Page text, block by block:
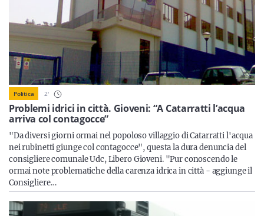
Economia
Sport
Sicilia
Servizi
Resta sempre aggiornato con le ultime news, iscriviti alla
Problemi idrici in città. Gioveni: “A Catarratti l’acqua
arriva col contagocce”
Politica 2'
"Da diversi giorni ormai nel popoloso villaggio di Catarratti l'acqua
nei rubinetti giunge col contagocce", questa la dura denuncia del
consigliere comunale Udc, Libero Gioveni. "Pur conoscendo le
ormai note problematiche della carenza idrica in città - aggiunge il
Consigliere…